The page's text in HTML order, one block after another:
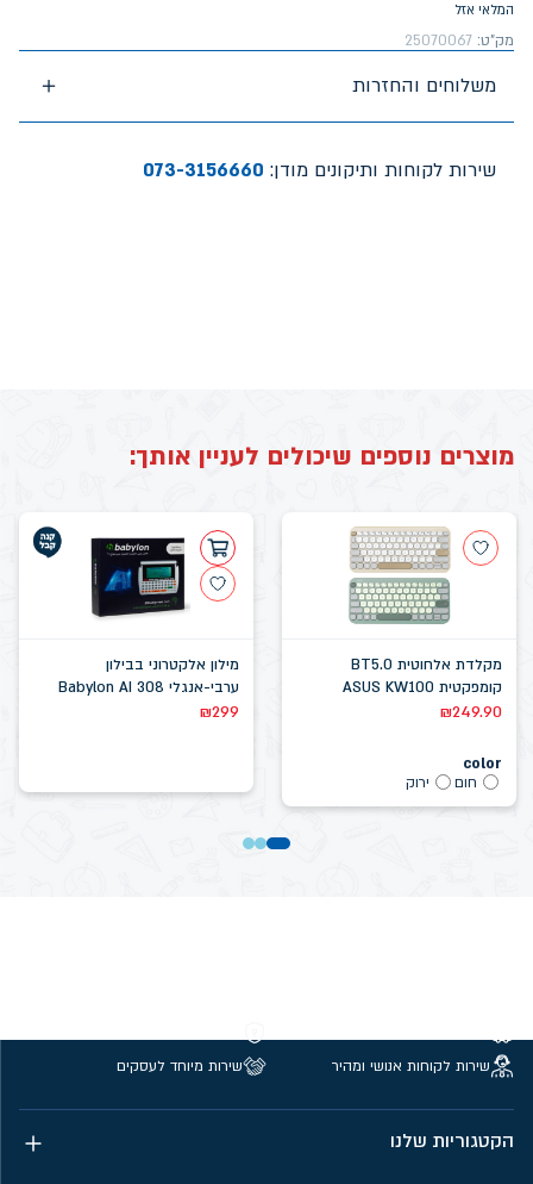
המלאי אזל
מק"ט: 25070067
משלוחים והחזרות
שירות לקוחות ותיקונים מודן: 073-3156660
מוצרים נוספים שיכולים לעניין אותך:
מקלדת אלחוטית BT5.0
קומפקטית ASUS KW100
₪249.90
color
חום
ירוק
מילון אלקטרוני בבילון
ערבי-אנגלי Babylon AI 308
₪299
שירות לקוחות אנושי ומהיר
שירות מיוחד לעסקים
הקטגוריות שלנו